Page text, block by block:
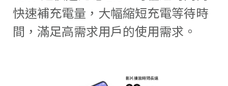
快速補充電量，大幅縮短充電等待時
間，滿足高需求用戶的使用需求。